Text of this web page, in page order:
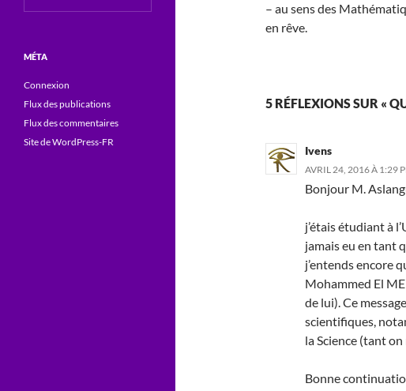
– au sens des
en rêve.
5 RÉFLEXIONS SUR «
Ivens
AVRIL 24, 2016 À 1:29
Bonjour M.
j’étais étudiant à
jamais eu en tant
j’entends encore
Mohammed El
de lui). Ce
scientifiques,
la Science (tant
Bonne
MÉTA
Connexion
Flux des publications
Flux des commentaires
Site de WordPress-FR